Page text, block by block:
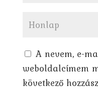
A nevem, e-
weboldalcímem
következő